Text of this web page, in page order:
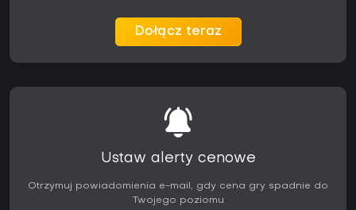
Dołącz teraz
Ustaw alerty cenowe
Otrzymuj powiadomienia e-mail, gdy cena gry spadnie do
Twojego poziomu